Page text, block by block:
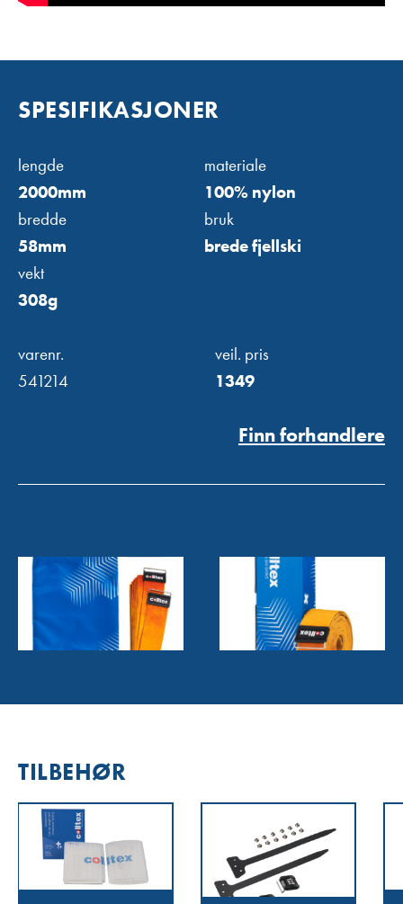
SPESIFIKASJONER
lengde
2000mm
bredde
58mm
vekt
308g
materiale
100% nylon
bruk
brede fjellski
varenr.
541214
veil. pris
1349
Finn forhandlere
TILBEHØR